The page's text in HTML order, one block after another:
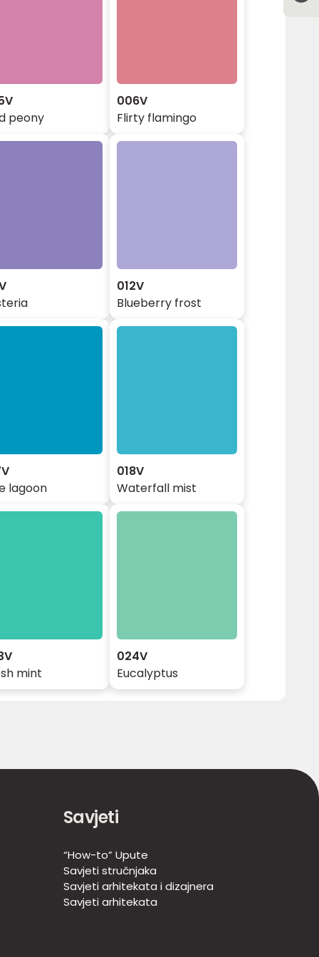
peony
006V
Flirty flamingo
012V
Blueberry frost
lagoon
018V
Waterfall mist
mint
024V
Eucalyptus
Savjeti
“How-to” Upute
Savjeti stručnjaka
Savjeti arhitekata i dizajnera
Savjeti arhitekata